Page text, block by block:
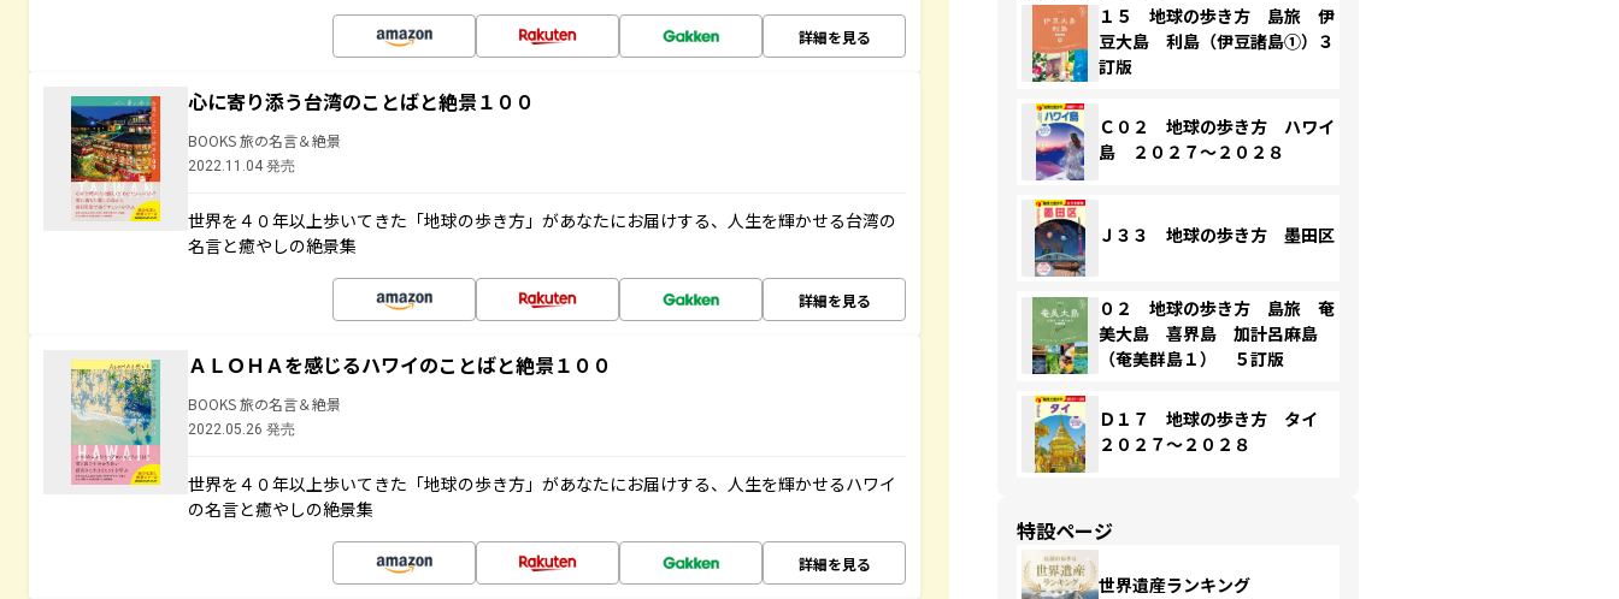
詳細を見る
心に寄り添う台湾のことばと絶景１００
BOOKS 旅の名言＆絶景
2022.11.04 発売
世界を４０年以上歩いてきた「地球の歩き方」があなたにお届けする、人生を輝かせる台湾の
名言と癒やしの絶景集
詳細を見る
ＡＬＯＨＡを感じるハワイのことばと絶景１００
BOOKS 旅の名言＆絶景
2022.05.26 発売
世界を４０年以上歩いてきた「地球の歩き方」があなたにお届けする、人生を輝かせるハワイ
の名言と癒やしの絶景集
詳細を見る
１５ 地球の歩き方 島旅 伊
豆大島 利島（伊豆諸島①）３
訂版
Ｃ０２ 地球の歩き方 ハワイ
島 ２０２７～２０２８
Ｊ３３ 地球の歩き方 墨田区
０２ 地球の歩き方 島旅 奄
美大島 喜界島 加計呂麻島
（奄美群島１） ５訂版
Ｄ１７ 地球の歩き方 タイ
２０２７～２０２８
特設ページ
世界遺産ランキング